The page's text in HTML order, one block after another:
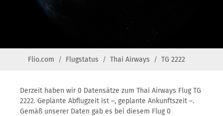
Flio.com Flugstatus Thai Airways TG 2222
Derzeit haben wir 0 Datensätze zum Thai Airways Flug TG
2222. Geplante Abflugzeit ist –, geplante Ankunftszeit –.
Gemäß unserer Daten gab es bei diesem Flug 0